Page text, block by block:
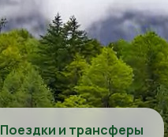
Поездки и трансферы